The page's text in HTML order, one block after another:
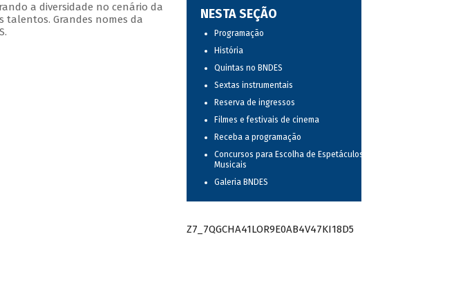
a diversidade no cenário da
Grandes nomes da
NESTA SEÇÃO
Programação
História
Quintas no BNDES
Sextas instrumentais
Reserva de ingressos
Filmes e festivais de cinema
Receba a programação
Concursos para Escolha de Espetáculos
Musicais
Galeria BNDES
Z7_7QGCHA41LOR9E0AB4V47KI18D5